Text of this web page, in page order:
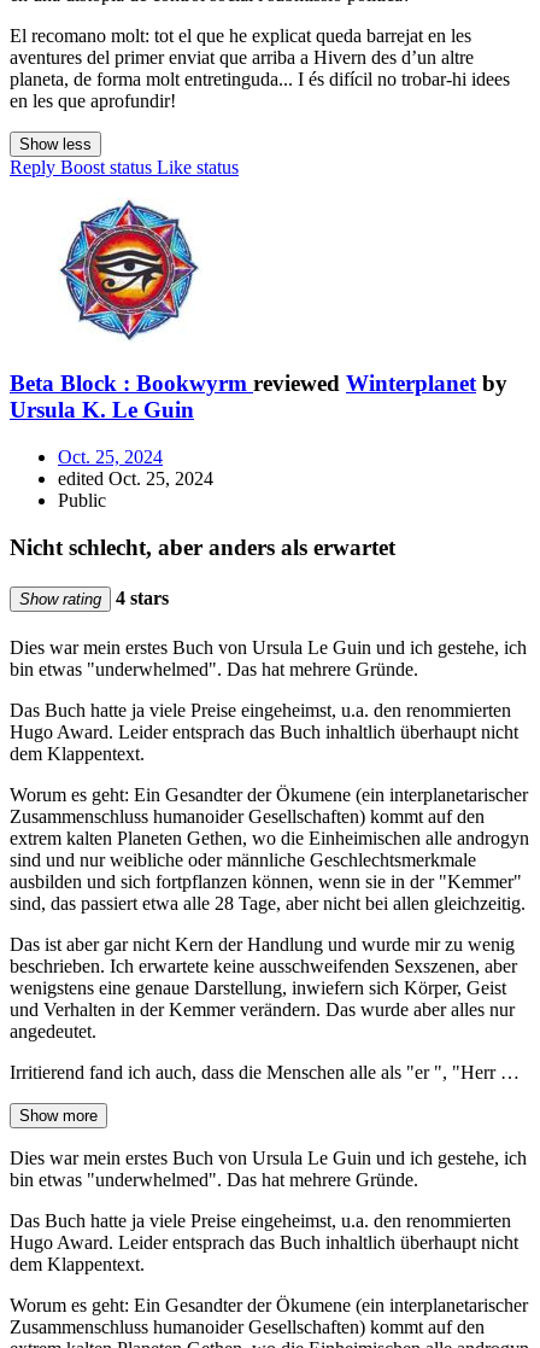
El recomano molt: tot el que he explicat queda barrejat en les
aventures del primer enviat que arriba a Hivern des d’un altre
planeta, de forma molt entretinguda... I és difícil no trobar-hi idees
en les que aprofundir!
Show less
Reply Boost status Like status
Beta Block : Bookwyrm reviewed Winterplanet by
Ursula K. Le Guin
Oct. 25, 2024
edited Oct. 25, 2024
Public
Nicht schlecht, aber anders als erwartet
Show rating 4 stars
Dies war mein erstes Buch von Ursula Le Guin und ich gestehe, ich
bin etwas "underwhelmed". Das hat mehrere Gründe.
Das Buch hatte ja viele Preise eingeheimst, u.a. den renommierten
Hugo Award. Leider entsprach das Buch inhaltlich überhaupt nicht
dem Klappentext.
Worum es geht: Ein Gesandter der Ökumene (ein interplanetarischer
Zusammenschluss humanoider Gesellschaften) kommt auf den
extrem kalten Planeten Gethen, wo die Einheimischen alle androgyn
sind und nur weibliche oder männliche Geschlechtsmerkmale
ausbilden und sich fortpflanzen können, wenn sie in der "Kemmer"
sind, das passiert etwa alle 28 Tage, aber nicht bei allen gleichzeitig.
Das ist aber gar nicht Kern der Handlung und wurde mir zu wenig
beschrieben. Ich erwartete keine ausschweifenden Sexszenen, aber
wenigstens eine genaue Darstellung, inwiefern sich Körper, Geist
und Verhalten in der Kemmer verändern. Das wurde aber alles nur
angedeutet.
Irritierend fand ich auch, dass die Menschen alle als "er ", "Herr …
Show more
Dies war mein erstes Buch von Ursula Le Guin und ich gestehe, ich
bin etwas "underwhelmed". Das hat mehrere Gründe.
Das Buch hatte ja viele Preise eingeheimst, u.a. den renommierten
Hugo Award. Leider entsprach das Buch inhaltlich überhaupt nicht
dem Klappentext.
Worum es geht: Ein Gesandter der Ökumene (ein interplanetarischer
Zusammenschluss humanoider Gesellschaften) kommt auf den